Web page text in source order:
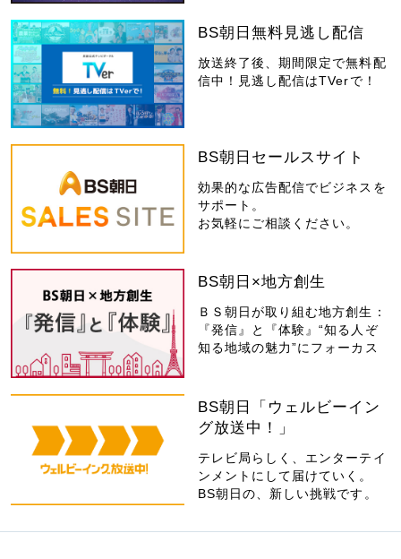
BS朝日無料見逃し配信
放送終了後、期間限定で無料配
信中！見逃し配信はTVerで！
BS朝日セールスサイト
効果的な広告配信でビジネスを
サポート。
お気軽にご相談ください。
BS朝日×地方創生
ＢＳ朝日が取り組む地方創生：
『発信』と『体験』“知る人ぞ
知る地域の魅力”にフォーカス
BS朝日「ウェルビーイン
グ放送中！」
テレビ局らしく、エンターテイ
ンメントにして届けていく。
BS朝日の、新しい挑戦です。